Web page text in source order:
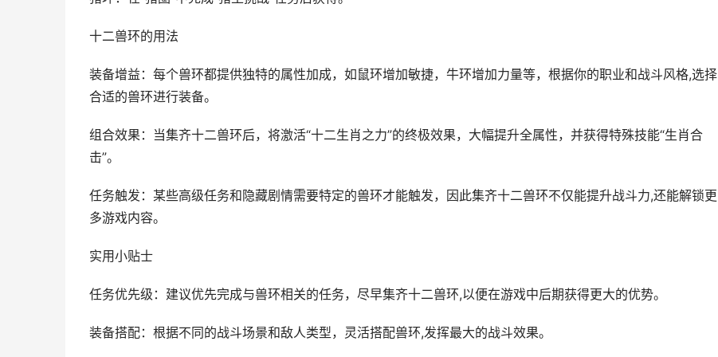
十二兽环的用法
装备增益：每个兽环都提供独特的属性加成，如鼠环增加敏捷，牛环增加力量等，根据你的职业和战斗风格,选择
合适的兽环进行装备。
组合效果：当集齐十二兽环后，将激活“十二生肖之力”的终极效果，大幅提升全属性，并获得特殊技能“生肖合
击”。
任务触发：某些高级任务和隐藏剧情需要特定的兽环才能触发，因此集齐十二兽环不仅能提升战斗力,还能解锁更
多游戏内容。
实用小贴士
任务优先级：建议优先完成与兽环相关的任务，尽早集齐十二兽环,以便在游戏中后期获得更大的优势。
装备搭配：根据不同的战斗场景和敌人类型，灵活搭配兽环,发挥最大的战斗效果。